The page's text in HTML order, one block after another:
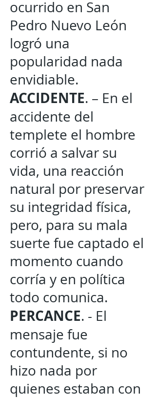
ocurrido en San
Pedro Nuevo León
logró una
popularidad nada
envidiable.
ACCIDENTE. – En el
accidente del
templete el hombre
corrió a salvar su
vida, una reacción
natural por preservar
su integridad física,
pero, para su mala
suerte fue captado el
momento cuando
corría y en política
todo comunica.
PERCANCE. - El
mensaje fue
contundente, si no
hizo nada por
quienes estaban con